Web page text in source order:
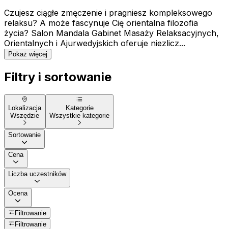
Czujesz ciągłe zmęczenie i pragniesz kompleksowego
relaksu? A może fascynuje Cię orientalna filozofia
życia? Salon Mandala Gabinet Masaży Relaksacyjnych,
Orientalnych i Ajurwedyjskich oferuje niezlicz...
Pokaż więcej
Filtry i sortowanie
Lokalizacja
Wszędzie
Kategorie
Wszystkie kategorie
Sortowanie
Cena
Liczba uczestników
Ocena
Filtrowanie
Filtrowanie